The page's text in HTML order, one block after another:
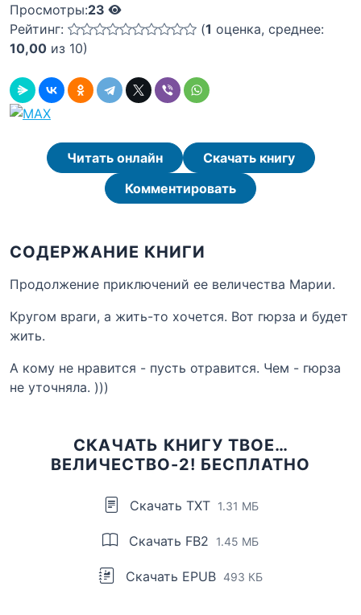
Просмотры:23
Рейтинг:
(1 оценка, среднее:
10,00 из 10)
Читать онлайн
Скачать книгу
Комментировать
СОДЕРЖАНИЕ КНИГИ
Продолжение приключений ее величества Марии.
Кругом враги, а жить-то хочется. Вот гюрза и будет
жить.
А кому не нравится - пусть отравится. Чем - гюрза
не уточняла. )))
СКАЧАТЬ КНИГУ ТВОЕ…
ВЕЛИЧЕСТВО-2! БЕСПЛАТНО
Скачать TXT 1.31 МБ
Скачать FB2 1.45 МБ
Скачать EPUB 493 КБ